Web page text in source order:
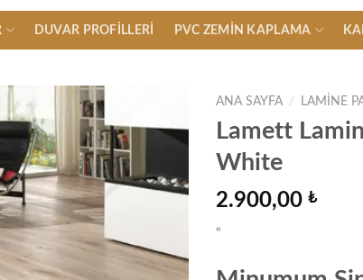
DUVAR PROFILLERI PVC ZEMIN KAPLAMA
Add to
wishlist
ANA SAYFA / LAMINE
Lamett
White
2.900,00 ₺
“